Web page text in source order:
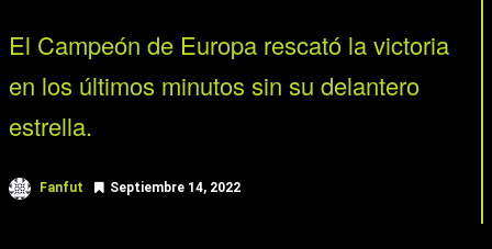
El Campeón de Europa rescató la victoria
en los últimos minutos sin su delantero
estrella.
Fanfut Septiembre 14, 2022